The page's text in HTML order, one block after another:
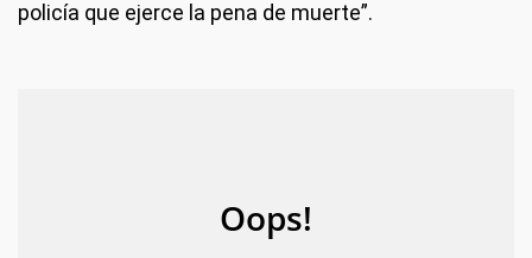
policía que ejerce la pena de muerte”.